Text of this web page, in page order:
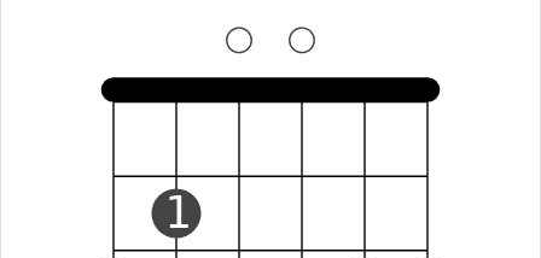
1